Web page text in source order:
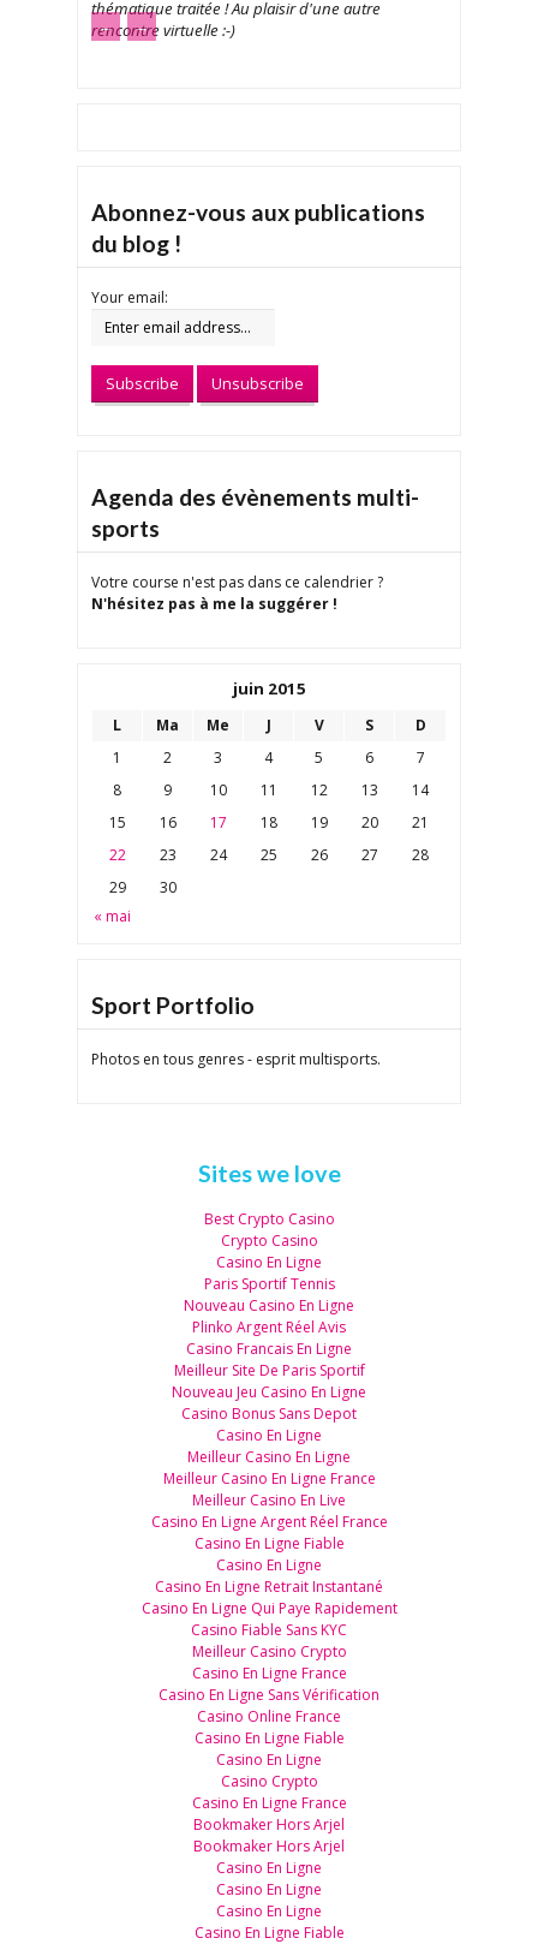
thématique traitée ! Au plaisir d'une autre
rencontre virtuelle :-)
← →
Abonnez-vous aux publications
du blog !
Your email:
Agenda des évènements multi-
sports
Votre course n'est pas dans ce calendrier ?
N'hésitez pas à me la suggérer !
juin 2015
L Ma Me J V S D
« mai
1 2 3 4 5 6
7
8
9 10 11 12 13
14
15
16 17 18 19 20
21
22
23 24 25 26 27
28
29
30
Sport Portfolio
Photos en tous genres - esprit multisports.
Sites we love
Best Crypto Casino
Crypto Casino
Casino En Ligne
Paris Sportif Tennis
Nouveau Casino En Ligne
Plinko Argent Réel Avis
Casino Francais En Ligne
Meilleur Site De Paris Sportif
Nouveau Jeu Casino En Ligne
Casino Bonus Sans Depot
Casino En Ligne
Meilleur Casino En Ligne
Meilleur Casino En Ligne France
Meilleur Casino En Live
Casino En Ligne Argent Réel France
Casino En Ligne Fiable
Casino En Ligne
Casino En Ligne Retrait Instantané
Casino En Ligne Qui Paye Rapidement
Casino Fiable Sans KYC
Meilleur Casino Crypto
Casino En Ligne France
Casino En Ligne Sans Vérification
Casino Online France
Casino En Ligne Fiable
Casino En Ligne
Casino Crypto
Casino En Ligne France
Bookmaker Hors Arjel
Bookmaker Hors Arjel
Casino En Ligne
Casino En Ligne
Casino En Ligne
Casino En Ligne Fiable